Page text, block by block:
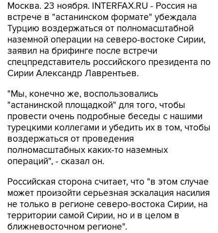
Москва. 23 ноября. INTERFAX.RU - Россия на
встрече в "астанинском формате" убеждала
Турцию воздержаться от полномасштабной
наземной операции на северо-востоке Сирии,
заявил на брифинге после встречи
спецпредставитель российского президента по
Сирии Александр Лаврентьев.
"Мы, конечно же, воспользовались
"астанинской площадкой" для того, чтобы
провести очень подробные беседы с нашими
турецкими коллегами и убедить их в том, чтобы
воздержаться от проведения
полномасштабных каких-то наземных
операций", - сказал он.
Российская сторона считает, что "в этом случае
может произойти серьезная эскалация насилия
не только в регионе северо-востока Сирии, на
территории самой Сирии, но и в целом в
ближневосточном регионе".